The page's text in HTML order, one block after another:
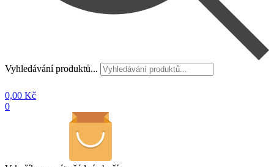
Vyhledávání produktů...
0,00 Kč
0